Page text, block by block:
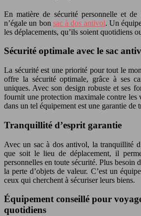
En matière de sécurité personnelle et de
n’égale un bon sac à dos antivol. Un
les déplacements, qu’ils soient quotidiens
Sécurité optimale avec le sac
La sécurité est une priorité pour tout le
offre la sécurité optimale, grâce à ses
uniques. Avec son design robuste et ses
fournit une protection maximale contre les
dans un tel équipement est une garantie de
Tranquillité d’esprit garantie
Avec un sac à dos antivol, la tranquillité
que soit le lieu de déplacement, il
personnelles en toute sécurité. Plus besoin
la perte d’objets de valeur. C’est un
ceux qui cherchent à sécuriser leurs biens.
Équipement conseillé pour
quotidiens